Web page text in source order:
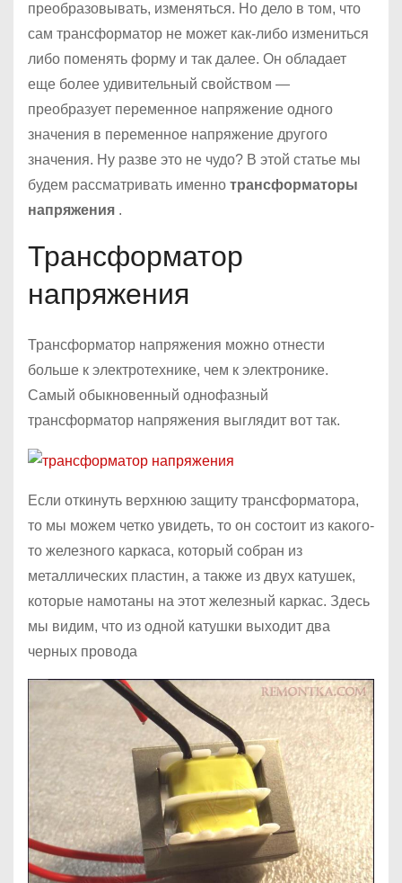
преобразовывать, изменяться. Но дело в том, что
сам трансформатор не может как-либо измениться
либо поменять форму и так далее. Он обладает
еще более удивительный свойством —
преобразует переменное напряжение одного
значения в переменное напряжение другого
значения. Ну разве это не чудо? В этой статье мы
будем рассматривать именно трансформаторы
напряжения .
Трансформатор
напряжения
Трансформатор напряжения можно отнести
больше к электротехнике, чем к электронике.
Самый обыкновенный однофазный
трансформатор напряжения выглядит вот так.
Если откинуть верхнюю защиту трансформатора,
то мы можем четко увидеть, то он состоит из какого-
то железного каркаса, который собран из
металлических пластин, а также из двух катушек,
которые намотаны на этот железный каркас. Здесь
мы видим, что из одной катушки выходит два
черных провода